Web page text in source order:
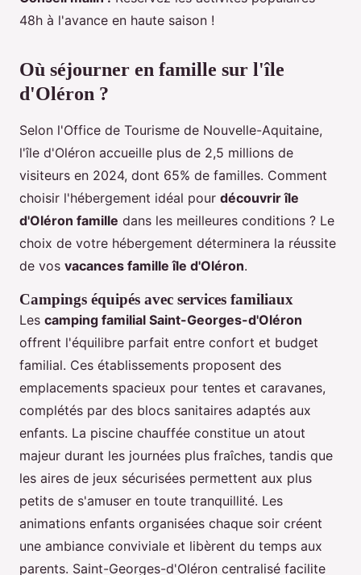
48h à l'avance en haute saison !
Où séjourner en famille sur l'île
d'Oléron ?
Selon l'Office de Tourisme de Nouvelle-Aquitaine,
l'île d'Oléron accueille plus de 2,5 millions de
visiteurs en 2024, dont 65% de familles. Comment
choisir l'hébergement idéal pour découvrir île
d'Oléron famille dans les meilleures conditions ? Le
choix de votre hébergement déterminera la réussite
de vos vacances famille île d'Oléron.
Campings équipés avec services familiaux
Les camping familial Saint-Georges-d'Oléron
offrent l'équilibre parfait entre confort et budget
familial. Ces établissements proposent des
emplacements spacieux pour tentes et caravanes,
complétés par des blocs sanitaires adaptés aux
enfants. La piscine chauffée constitue un atout
majeur durant les journées plus fraîches, tandis que
les aires de jeux sécurisées permettent aux plus
petits de s'amuser en toute tranquillité. Les
animations enfants organisées chaque soir créent
une ambiance conviviale et libèrent du temps aux
parents. Saint-Georges-d'Oléron centralisé facilite